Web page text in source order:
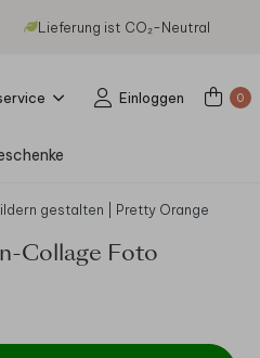
Lieferung ist CO₂-Neutral
Einloggen 0
gestalten | Pretty Orange
Collage Foto